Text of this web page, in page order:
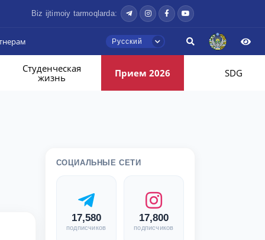
Biz ijtimoiy tarmoqlarda:
Русский
Студенческая
жизнь
Прием 2026 SDG
СОЦИАЛЬНЫЕ СЕТИ
17,580
подписчиков
17,800
подписчиков